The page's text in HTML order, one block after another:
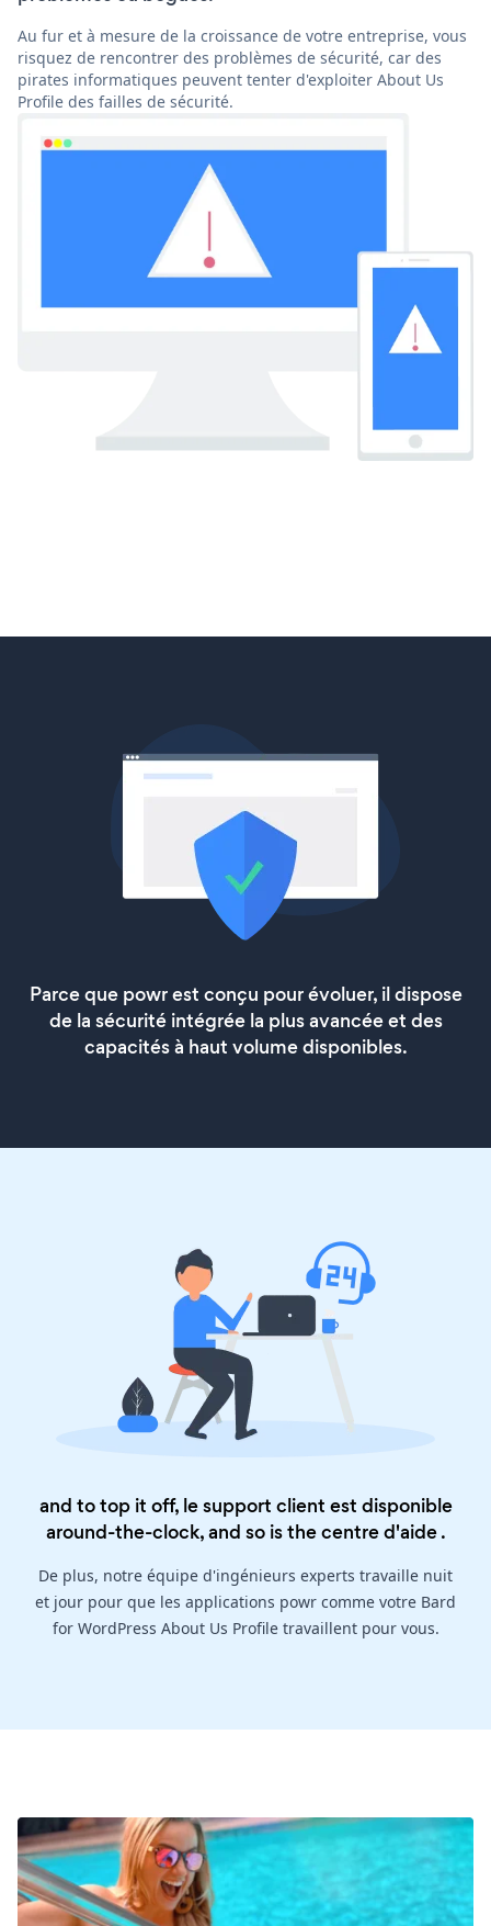
Au fur et à mesure de la croissance de votre entreprise, vous
risquez de rencontrer des problèmes de sécurité, car des
pirates informatiques peuvent tenter d'exploiter About Us
Profile des failles de sécurité.
Parce que powr est conçu pour évoluer, il dispose
de la sécurité intégrée la plus avancée et des
capacités à haut volume disponibles.
and to top it off, le support client est disponible
around-the-clock, and so is thecentre d'aide.
De plus, notre équipe d'ingénieurs experts travaille nuit
et jour pour que les applications powr comme votre Bard
for WordPress About Us Profile travaillent pour vous.